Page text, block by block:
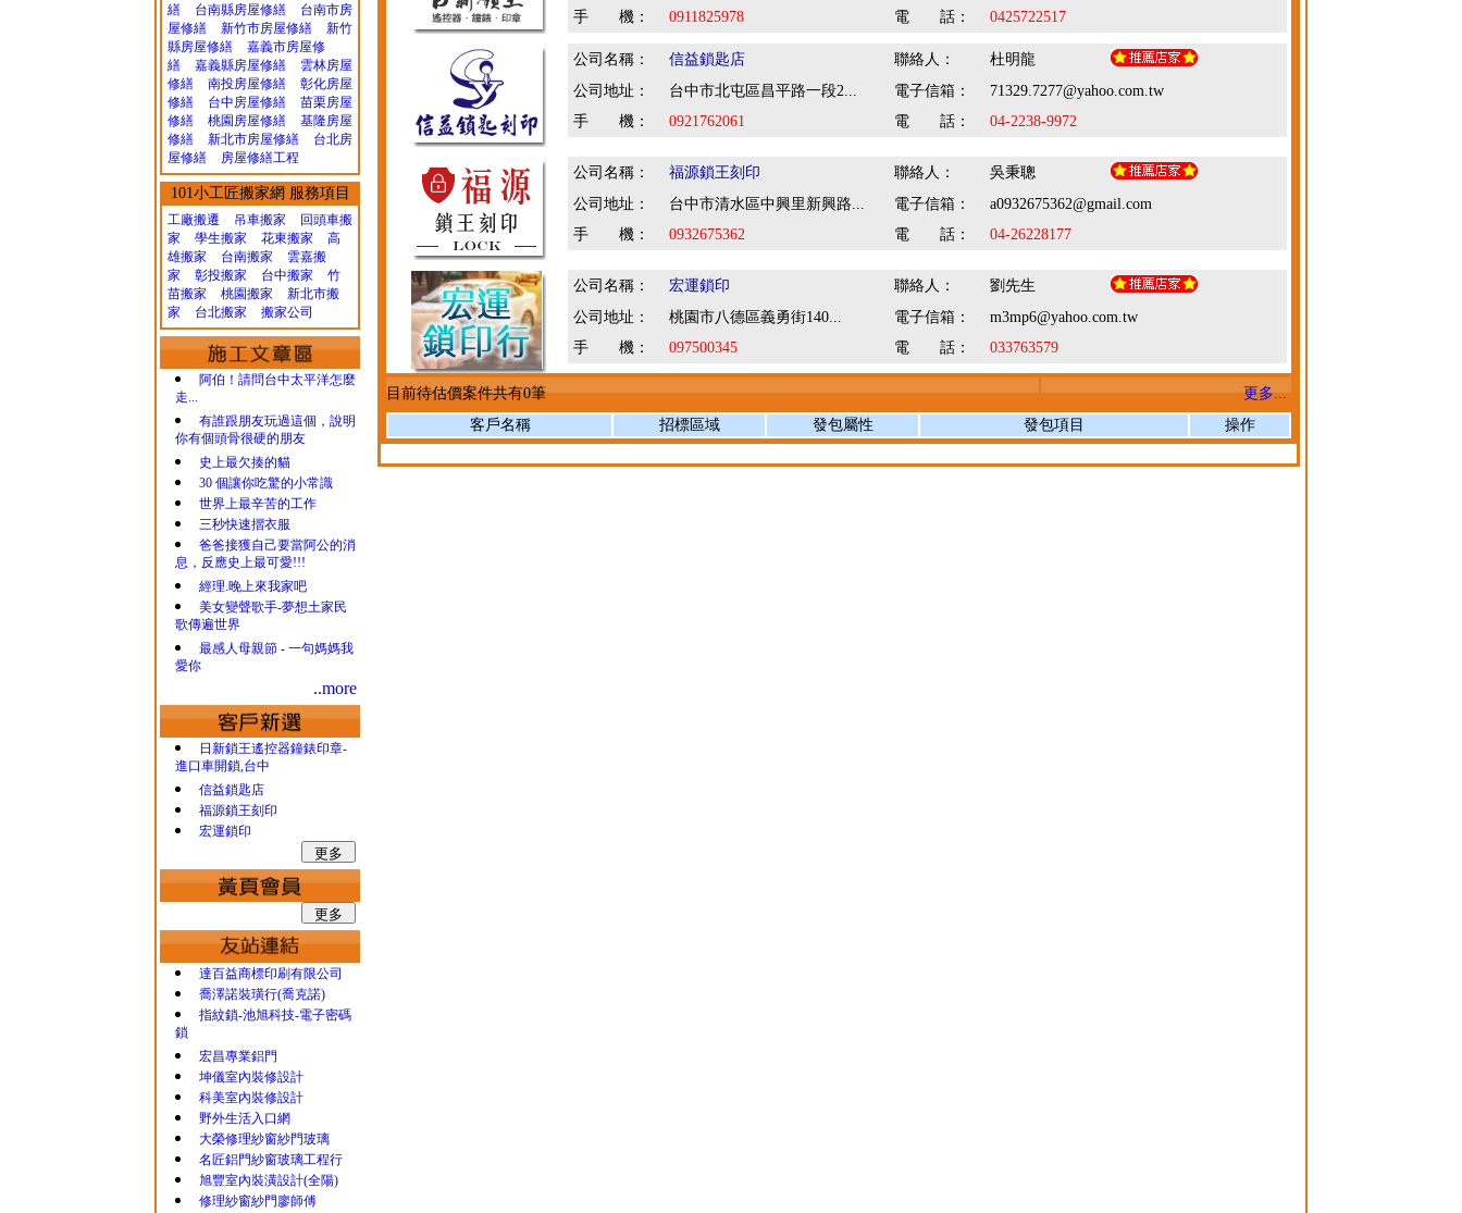
繕
台南縣房屋修繕
台南市房
屋修繕
新竹市房屋修繕
新竹
縣房屋修繕
嘉義市房屋修
繕
嘉義縣房屋修繕
雲林房屋
修繕
南投房屋修繕
彰化房屋
修繕
台中房屋修繕
苗栗房屋
修繕
桃園房屋修繕
基隆房屋
修繕
新北市房屋修繕
台北房
屋修繕
房屋修繕工程
101小工匠搬家網 服務項目
工廠搬遷 吊車搬家
回頭車搬
家
學生搬家 花東搬家
高
雄搬家
台南搬家
雲嘉搬
家
彰投搬家 台中搬家
竹
苗搬家
桃園搬家
新北市搬
家
台北搬家 搬家公司
阿伯！請問台中太平洋怎麼
走...
有誰跟朋友玩過這個，說明
你有個頭骨很硬的朋友
史上最欠揍的貓
30 個讓你吃驚的小常識
世界上最辛苦的工作
三秒快速摺衣服
爸爸接獲自己要當阿公的消
息，反應史上最可愛!!!
經理.晚上來我家吧
美女變聲歌手-夢想土家民
歌傳遍世界
最感人母親節 - 一句媽媽我
愛你
..more
日新鎖王遙控器鐘錶印章-
進口車開鎖,台中
信益鎖匙店
福源鎖王刻印
宏運鎖印
達百益商標印刷有限公司
喬澤諾裝璜行(喬克諾)
指紋鎖-池旭科技-電子密碼
鎖
宏昌專業鋁門
坤儀室內裝修設計
科美室內裝修設計
野外生活入口網
大榮修理紗窗紗門玻璃
名匠鋁門紗窗玻璃工程行
旭豐室內裝潢設計(全陽)
修理紗窗紗門廖師傅
手 機：
0911825978 電 話： 0425722517
公司名稱： 信益鎖匙店 聯絡人：
杜明龍
公司地址：
台中市北屯區昌平路一段2... 電子信箱：
71329.7277@yahoo.com.tw
手 機：
0921762061 電 話： 04-2238-9972
公司名稱： 福源鎖王刻印 聯絡人：
吳秉聰
公司地址：
台中市清水區中興里新興路... 電子信箱：
a0932675362@gmail.com
手 機：
0932675362 電 話： 04-26228177
公司名稱： 宏運鎖印 聯絡人：
劉先生
公司地址：
桃園市八德區義勇街140... 電子信箱：
m3mp6@yahoo.com.tw
手 機：
097500345 電 話： 033763579
目前待估價案件共有0筆
更多...
客戶名稱
招標區域 發包屬性 發包項目 操作